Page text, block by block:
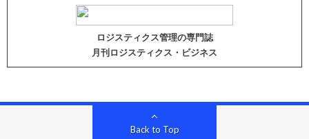
ロジスティクス管理の専門誌
月刊ロジスティクス・ビジネス
Back to Top